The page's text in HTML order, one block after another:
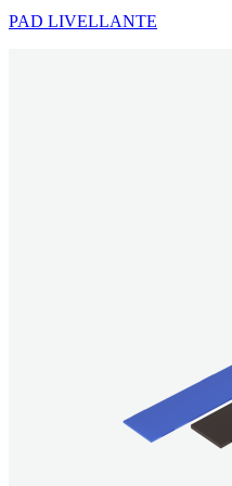
PAD LIVELLANTE